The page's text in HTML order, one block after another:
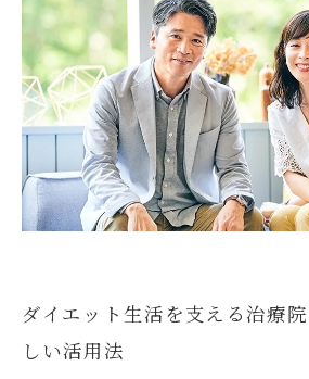
ダイエット生活を支える治療
しい活用法